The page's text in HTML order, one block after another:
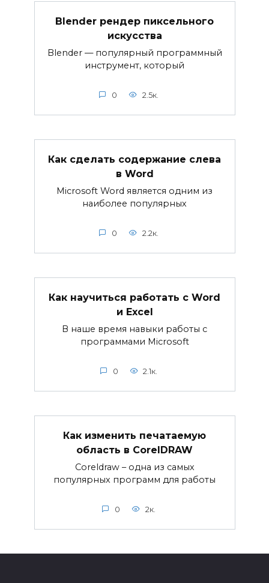
Blender рендер пиксельного
искусства
Blender — популярный программный
инструмент, который
0 2.5к.
Как сделать содержание слева
в Word
Microsoft Word является одним из
наиболее популярных
0 2.2к.
Как научиться работать с Word
и Excel
В наше время навыки работы с
программами Microsoft
0 2.1к.
Как изменить печатаемую
область в CorelDRAW
Coreldraw – одна из самых
популярных программ для работы
0 2к.